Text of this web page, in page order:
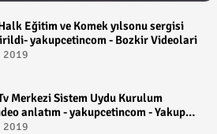
Eğitim ve Komek yılsonu sergisi
yakupcetincom - Bozkir Videolari
2019
Merkezi Sistem Uydu Kurulum
anlatım - yakupcetincom - Yakup
2019